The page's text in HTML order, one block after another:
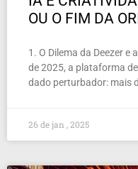
OU O FIM DA
1. O Dilema da Deezer e
de 2025, a plataforma
dado perturbador: mais
26 de jan , 2025